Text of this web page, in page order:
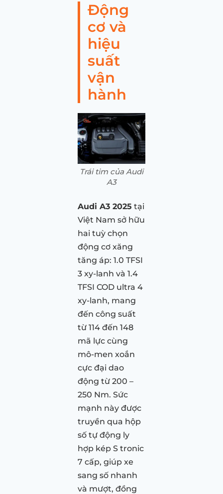
Động
cơ và
hiệu
suất
vận
hành
Trái tim của Audi
A3
Audi A3 2025 tại
Việt Nam sở hữu
hai tuỳ chọn
động cơ xăng
tăng áp: 1.0 TFSI
3 xy-lanh và 1.4
TFSI COD ultra 4
xy-lanh, mang
đến công suất
từ 114 đến 148
mã lực cùng
mô-men xoắn
cực đại dao
động từ 200 –
250 Nm. Sức
mạnh này được
truyền qua hộp
số tự động ly
hợp kép S tronic
7 cấp, giúp xe
sang số nhanh
và mượt, đồng